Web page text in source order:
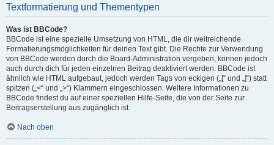
Textformatierung und Thementypen
Was ist BBCode?
BBCode ist eine spezielle Umsetzung von HTML, die dir weitreichende
Formatierungsmöglichkeiten für deinen Text gibt. Die Rechte zur Verwendung
von BBCode werden durch die Board-Administration vergeben, können jedoch
auch durch dich für jeden einzelnen Beitrag deaktiviert werden. BBCode ist
ähnlich wie HTML aufgebaut, jedoch werden Tags von eckigen („[“ und „]“) statt
spitzen („<“ und „>“) Klammern eingeschlossen. Weitere Informationen zu
BBCode findest du auf einer speziellen Hilfe-Seite, die von der Seite zur
Beitragserstellung aus zugänglich ist.
Nach oben